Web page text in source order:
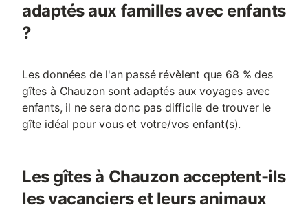
adaptés aux familles avec enfants
?
Les données de l'an passé révèlent que 68 % des
gîtes à Chauzon sont adaptés aux voyages avec
enfants, il ne sera donc pas difficile de trouver le
gîte idéal pour vous et votre/vos enfant(s).
Les gîtes à Chauzon acceptent-ils
les vacanciers et leurs animaux